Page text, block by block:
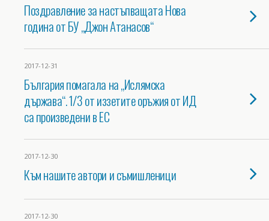
Поздравление за настъпващата Нова
година от БУ „Джон Атанасов“
2017-12-31
България помагала на „Ислямска
държава“. 1/3 от иззетите оръжия от ИД
са произведени в ЕС
2017-12-30
Към нашите автори и съмишленици
2017-12-30